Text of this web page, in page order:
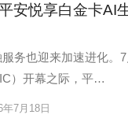
安悦享白金卡AI
务也迎来加速进化。
）开幕之际，平…
年7月18日